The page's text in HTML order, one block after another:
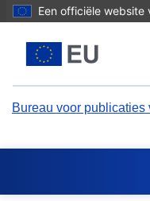
Een officiële website
Bureau voor